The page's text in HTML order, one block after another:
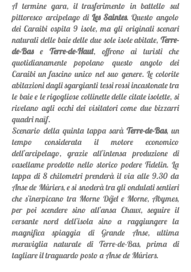
A termine gara, il trasferimento in battello sul
pittoresco arcipelago di Les Saintes. Questo angolo
dei Caraibi ospita 9 isole, ma gli originali scenari
naturali delle baie delle due sole isole abitate, Terre-
de-Base Terre-de-Haut, offrono ai turisti che
quotidianamente popolano questo angolo dei
Caraibi un fascino unico nel suo genere. Le colorite
abitazioni dagli sgargianti tessi rossi incastonate tra
le baie e le rigogliose collinette delle citate isolette, si
rivelano agli occhi dei visitatori come due bizzarri
quadri naïf.
Scenario della quinta tappa sarà Terre-de-Bas, un
tempo considerata il motore economico
dell’arcipelago, grazie all’intensa produzione di
vasellame prodotto nello storico podere Fidelin. La
tappa di 8 chilometri prenderà il via alle 9.30 da
Anse de Mûriers, e si snoderà tra gli ondulati sentieri
che s’inerpicano tra Morne Déjel e Morne, Abymes,
per poi scendere sino all’ansa Chaux, seguire il
versante nord dell’isola sino a raggiungere la
magnifica spiaggia di Grande Anse, ultima
meraviglia naturale di Terre-de-Bas, prima di
tagliare il traguardo posto a Anse de Mûriers.